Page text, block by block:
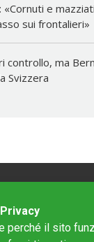
«Cornuti e
sui frontalieri»
controllo, ma
Svizzera
perché il sito